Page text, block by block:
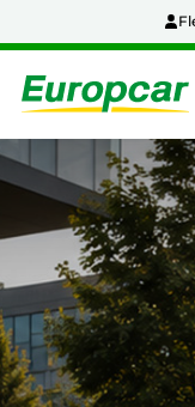
hoofdinhoud
Home
Flexibele
mobiliteit